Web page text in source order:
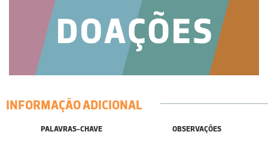
INFORMAÇÃO ADICIONAL
PALAVRAS-CHAVE OBSERVAÇÕES